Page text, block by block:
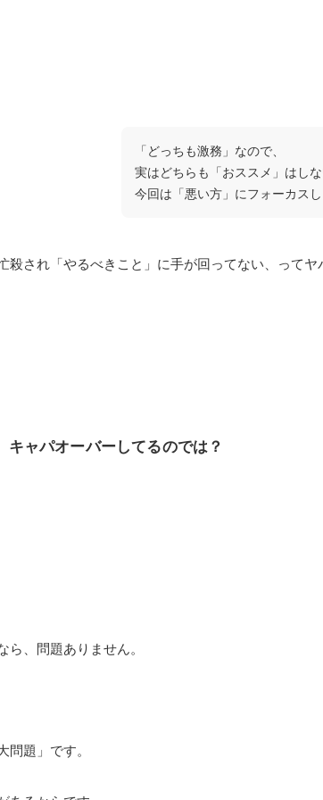
「どっちも激務」なので、
実はどちらも「おススメ」はしな
今回は「悪い方」にフォーカスし
殺され「やるべきこと」に手が回ってない、ってヤ
キャパオーバーしてるのでは？
、問題ありません。
問題」です。